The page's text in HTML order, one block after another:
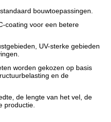
bouwtoepassingen.
coating voor een betere
UV-sterke gebieden
worden gekozen op basis
en de
de lengte van het vel, de
productie.